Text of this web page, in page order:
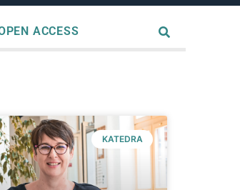
ACCESS
KATEDRA